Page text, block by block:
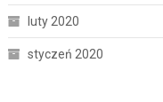
luty 2020
styczeń 2020